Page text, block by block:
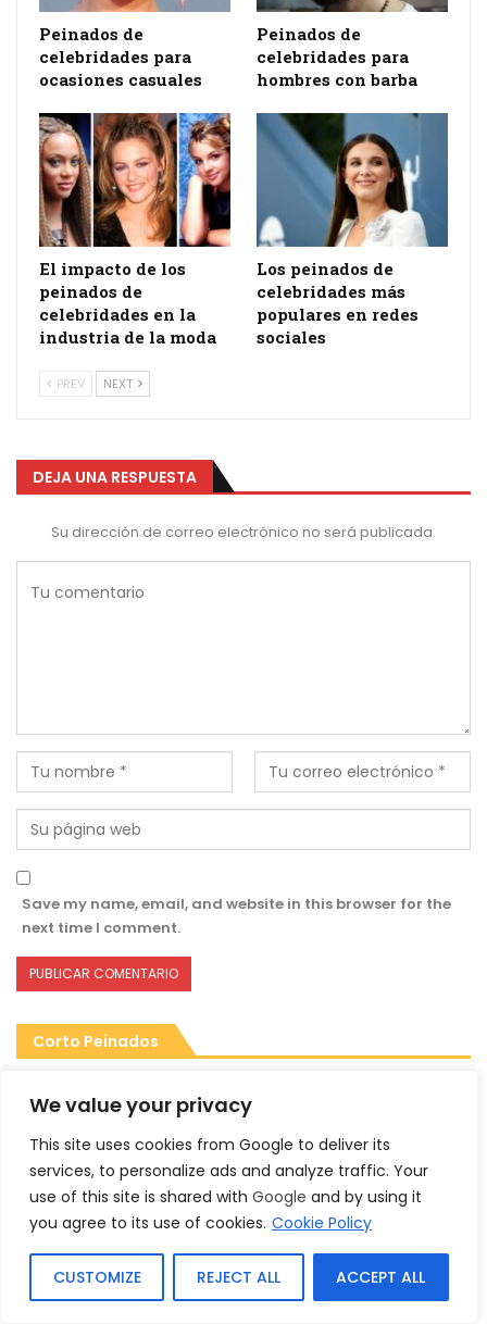
We value your privacy
This site uses cookies from Google to deliver its
services, to personalize ads and analyze traffic. Your
use of this site is shared with Google and by using it
you agree to its use of cookies. Cookie Policy
CUSTOMIZE REJECT ALL ACCEPT ALL
Peinados de
celebridades para
ocasiones casuales
Peinados de
celebridades para
hombres con barba
El impacto de los
peinados de
celebridades en la
industria de la moda
Los peinados de
celebridades más
populares en redes
sociales
PREV NEXT
DEJA UNA RESPUESTA
Su dirección de correo electrónico no será publicada.
Save my name, email, and website in this browser for the
next time I comment.
Corto Peinados
CORTO PEINADOS